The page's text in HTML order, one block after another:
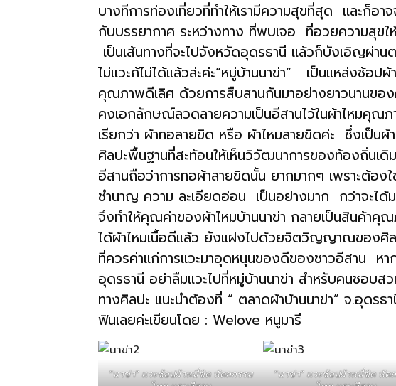
บางทีการท่องเที่ยวที่ทำให้เรามีความสุขที่สุด และก็อ
กับบรรยากาศ ระหว่างทาง ที่พบเจอ ที่อวยความสุขใ
เป็นเส้นทางที่จะไปจังหวัดอุดรธานี แล้วก็บังเอิญผ่าน
ไม่แวะก้ไม่ได้แล้วล่ะค่ะ“หมู่บ้านนาข่า” เป็นแหล่งช้อป
คุณภาพดีเลิศ ด้วยการสืบสานกันมาอย่างยาวนานขอ
คงเอกลักษณ์ลวดลายความเป็นอีสานไว้ในผ้าไหมคุ
เรียกว่า ผ้าทอลายขิด หรือ ผ้าไหมลายขิดค่ะ ซึ่งเป็น
ศิลปะพื้นฐานที่สะท้อนให้เห็นวิวัฒนาการของท้องถิ่นเ
อีสานถือว่าการทอผ้าลายขิดนั้น ยากมากๆ เพราะต้อ
ชำนาญ ความ ละเอียดอ่อน เป็นอย่างมาก กว่าจะได้ม
จึงทำให้คุณค่าของผ้าไหมบ้านนาข่า กลายเป็นสินค้าคุ
ได้ผ้าไหมเนื้อดีแล้ว ยังแฝงไปด้วยจิตวิญญาณของศิ
ที่ควรค่าแก่การแวะมาอุดหนุนของดีของชาวอีสาน หา
อุดรธานี อย่าลืมแวะไปที่หมู่บ้านนาข่า สำหรับคนชอบ
ทางศิลปะ แนะนำต้องที่ “ ตลาดผ้าบ้านนาข่า” จ.อุดร
ฟินเลยค่ะเขียนโดย : Welove หนูมารี
“นาข่า” แวะช้อปผ้าหมี่ขิด หัตถกรรม
“นาข่า” แวะช้อปผ้าหมี่ขิด หัต